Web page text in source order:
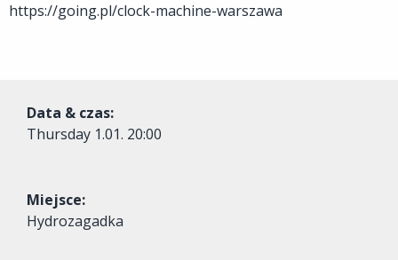
https://going.pl/clock-machine-warszawa
Data & czas:
Thursday 1.01. 20:00
Miejsce:
Hydrozagadka